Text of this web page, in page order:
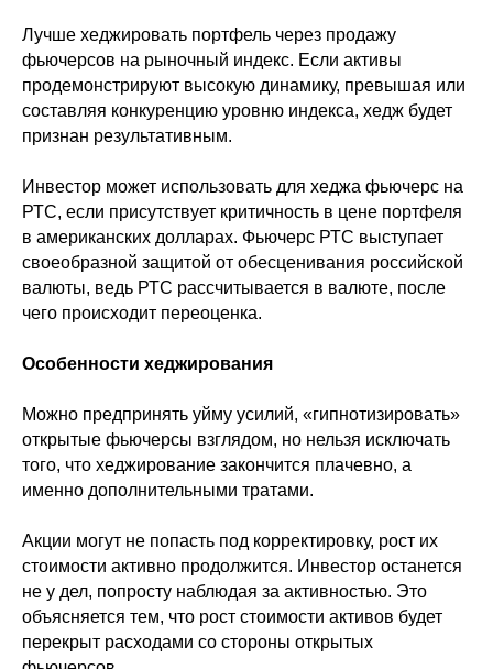
Лучше хеджировать портфель через продажу
фьючерсов на рыночный индекс. Если активы
продемонстрируют высокую динамику, превышая или
составляя конкуренцию уровню индекса, хедж будет
признан результативным.
Инвестор может использовать для хеджа фьючерс на
РТС, если присутствует критичность в цене портфеля
в американских долларах. Фьючерс РТС выступает
своеобразной защитой от обесценивания российской
валюты, ведь РТС рассчитывается в валюте, после
чего происходит переоценка.
Особенности хеджирования
Можно предпринять уйму усилий, «гипнотизировать»
открытые фьючерсы взглядом, но нельзя исключать
того, что хеджирование закончится плачевно, а
именно дополнительными тратами.
Акции могут не попасть под корректировку, рост их
стоимости активно продолжится. Инвестор останется
не у дел, попросту наблюдая за активностью. Это
объясняется тем, что рост стоимости активов будет
перекрыт расходами со стороны открытых